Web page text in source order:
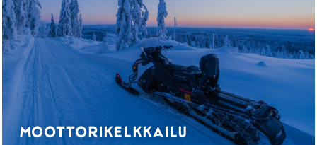
MOOTTORIKELKKAILU